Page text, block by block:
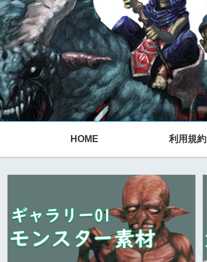
HOME 利用規約